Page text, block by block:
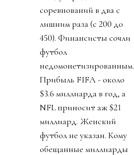
соревнований в два с
лишним раза (с 200 до
450). Финансисты сочли
футбол
недомонетизированным.
Прибыль FIFA - около
$3.6 миллиарда в год, а
NFL приносит аж $21
миллиард. Женский
футбол не указан. Кому
обещанные миллиарды